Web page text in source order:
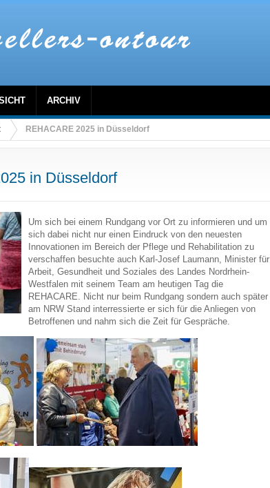
ARCHIV
REHACARE 2025 in Düsseldorf
in Düsseldorf
Um sich bei einem Rundgang vor Ort zu informieren und um
sich dabei nicht nur einen Eindruck von den neuesten
Innovationen im Bereich der Pflege und Rehabilitation zu
verschaffen besuchte auch Karl-Josef Laumann, Minister für
Arbeit, Gesundheit und Soziales des Landes Nordrhein-
Westfalen mit seinem Team am heutigen Tag die
REHACARE. Nicht nur beim Rundgang sondern auch später
am NRW Stand interressierte er sich für die Anliegen von
Betroffenen und nahm sich die Zeit für Gespräche.